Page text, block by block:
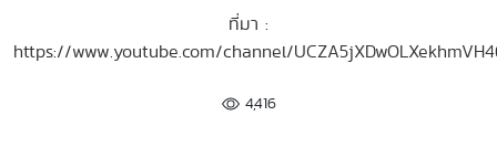
ที่มา :
https://www.youtube.com/channel/
4,416